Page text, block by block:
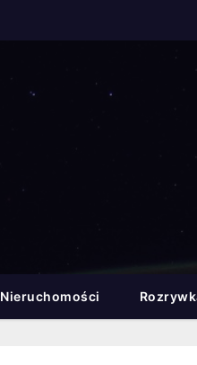
Nieruchomości